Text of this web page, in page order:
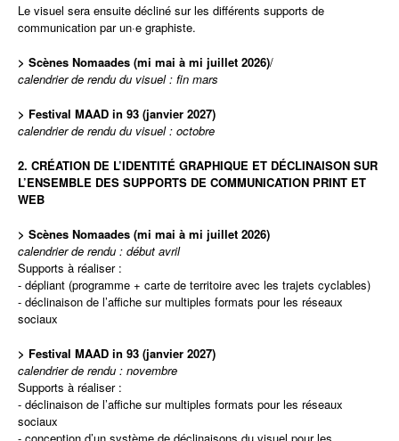
Le visuel sera ensuite décliné sur les différents supports de
communication par un·e graphiste.
> Scènes Nomaades (mi mai à mi juillet 2026)/
calendrier de rendu du visuel : fin mars
> Festival MAAD in 93 (janvier 2027)
calendrier de rendu du visuel : octobre
2. CRÉATION DE L’IDENTITÉ GRAPHIQUE ET DÉCLINAISON SUR
L’ENSEMBLE DES SUPPORTS DE COMMUNICATION PRINT ET
WEB
> Scènes Nomaades (mi mai à mi juillet 2026)
calendrier de rendu : début avril
Supports à réaliser :
- dépliant (programme + carte de territoire avec les trajets cyclables)
- déclinaison de l’affiche sur multiples formats pour les réseaux
sociaux
> Festival MAAD in 93 (janvier 2027)
calendrier de rendu : novembre
Supports à réaliser :
- déclinaison de l’affiche sur multiples formats pour les réseaux
sociaux